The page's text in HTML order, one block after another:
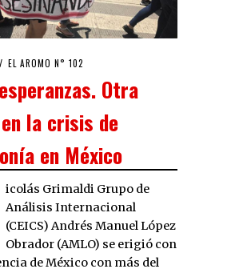
EL AROMO N° 102
Otra
la crisis de
en México
icolás Grimaldi Grupo de
Análisis Internacional
(CEICS) Andrés Manuel López
Obrador (AMLO) se erigió con
de México con más del